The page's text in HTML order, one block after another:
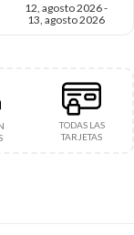
12, agosto 2026 -
13, agosto 2026
TODAS LAS
TARJETAS